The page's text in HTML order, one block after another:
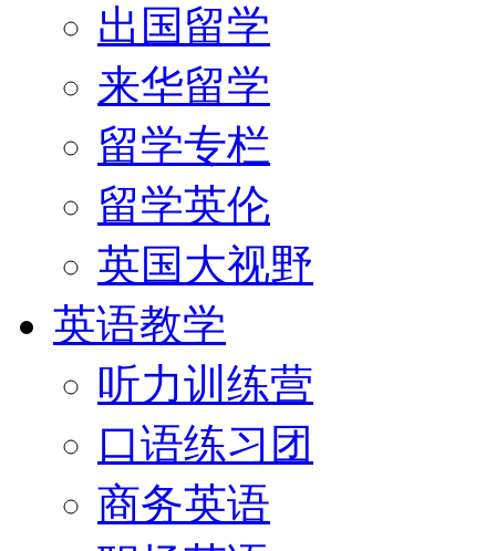
出国留学
来华留学
留学专栏
留学英伦
英国大视野
英语教学
听力训练营
口语练习团
商务英语